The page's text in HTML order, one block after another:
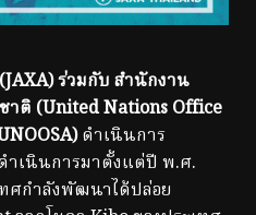
ร่วมกับ สำนักงาน
าติ (United Nations Office
ดำเนินการ
ำเนินการมาตั้งแต่ปี พ.ศ.
ทศกำลังพัฒนาได้ปล่อย